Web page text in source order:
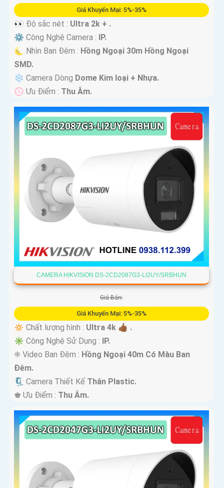
Giá Khuyến Mại: 5%-35%
️
👀 Độ sắc nét : Ultra 2k + .
⚙ Công Nghệ Camera : IP.
🌜 Nhìn Ban Đêm : Hồng Ngoại 30m Hồng Ngoại
SMD.
❄ Camera Dòng Dome Kim loại + Nhựa.
️💮 Ưu Điểm : Thu Âm.
CAMERA HIKVISION DS-2CD2087G3-LI2UY/SRBHUN
Giá Bán:
Giá Khuyến Mại: 5%-35%
🔅 Chất lượng hình : Ultra 4k 👍🏾 .
✳️ Công Nghệ Sử Dụng : IP.
❈ Video Ban Đêm : Hồng Ngoại 40m Có Màu Ban
Ðêm.
🗜️ Camera Thiết Kế Thân Plastic.
️♚ Ưu Điểm : Thu Âm.